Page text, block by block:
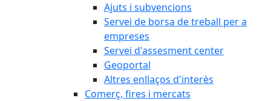
Ajuts i subvencions
Servei de borsa de treball per a
empreses
Servei d'assesment center
Geoportal
Altres enllaços d'interès
Comerç, fires i mercats